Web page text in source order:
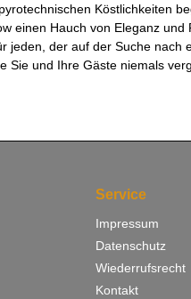
Köstlichkeiten
einen Hauch von Eleganz
jeden, der auf der Suche nach
Sie und Ihre Gäste niemals
Service
Impressum
Datenschutz
Wiederrufsrecht
Kontakt